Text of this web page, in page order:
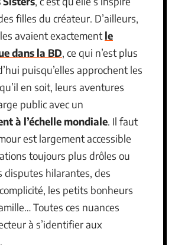
filles du créateur. D’ailleurs,
avaient exactement le
dans la BD, ce qui n’est plus
puisqu’elles approchent les
en soit, leurs aventures
public avec un
à l’échelle mondiale. Il faut
est largement accessible
toujours plus drôles ou
disputes hilarantes, des
les petits bonheurs
Toutes ces nuances
à s’identifier aux